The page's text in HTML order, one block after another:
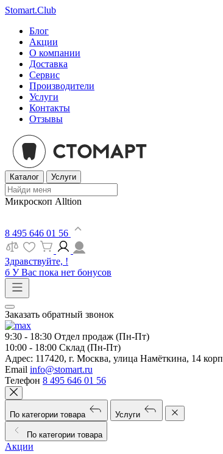
Stomart.Club
Блог
Акции
О компании
Доставка
Сервис
Производители
Услуги
Контакты
Отзывы
Каталог Услуги
Микроскоп Alltion
8 495 646 01 56
Здравствуйте, !
б У Вас пока нет бонусов
Заказать обратный звонок
9:30 - 18:30 Отдел продаж (Пн-Пт)
10:00 - 18:00 Склад (Пн-Пт)
Адрес: 117420, г. Москва, улица Намёткина, 14
Email info@stomart.ru
Телефон 8 495 646 01 56
По категории товара Услуги
По категории товара
Акции